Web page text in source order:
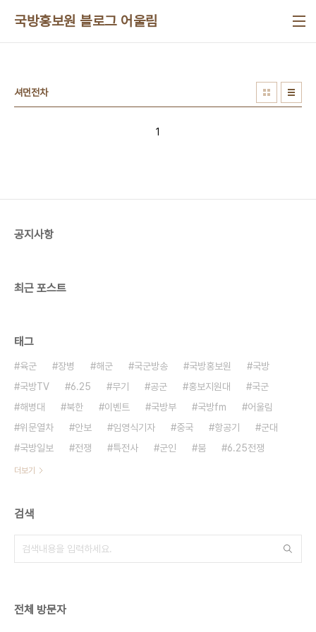
국방홍보원 블로그 어울림
셔먼전차
1
공지사항
최근 포스트
태그
육군 장병 해군 국군방송 국방홍보원
국방
국방TV
6.25 무기 공군 홍보지원대
국군
해병대
북한 이벤트 국방부 국방fm
어울림
위문열차
안보 임영식기자 중국 항공기
군대
국방일보
전쟁 특전사 군인 붐 6.25전쟁
더보기
검색
전체 방문자